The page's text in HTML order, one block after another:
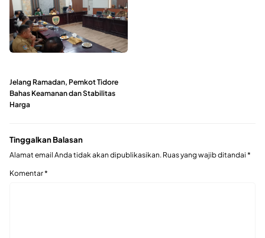
Jelang Ramadan, Pemkot Tidore
Bahas Keamanan dan Stabilitas
Harga
Tinggalkan Balasan
Alamat email Anda tidak akan dipublikasikan. Ruas yang wajib ditandai *
Komentar*